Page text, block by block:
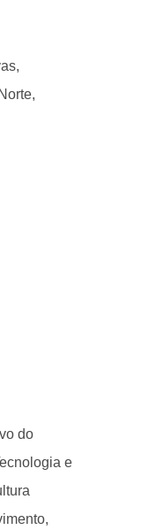
do
e